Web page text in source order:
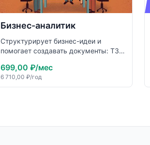
Бизнес-аналитик
Структурирует бизнес-идеи и
помогает создавать документы: ТЗ,
правильные вопросы вместо общих
ответов.
699,00 ₽/мес
6 710,00 ₽/год